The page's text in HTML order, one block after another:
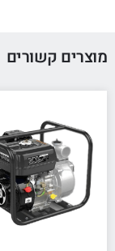
מוצרים קשורים